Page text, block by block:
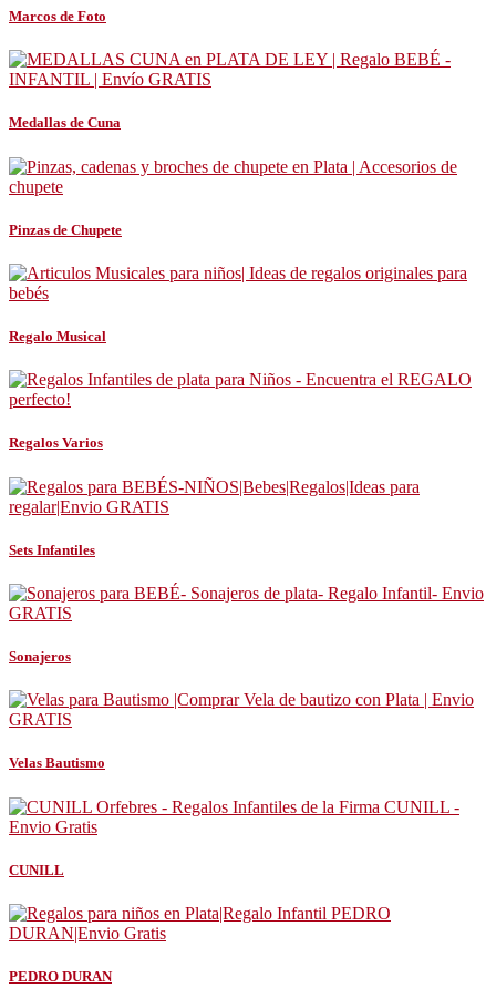
Marcos de Foto
Medallas de Cuna
Pinzas de Chupete
Regalo Musical
Regalos Varios
Sets Infantiles
Sonajeros
Velas Bautismo
CUNILL
PEDRO DURAN